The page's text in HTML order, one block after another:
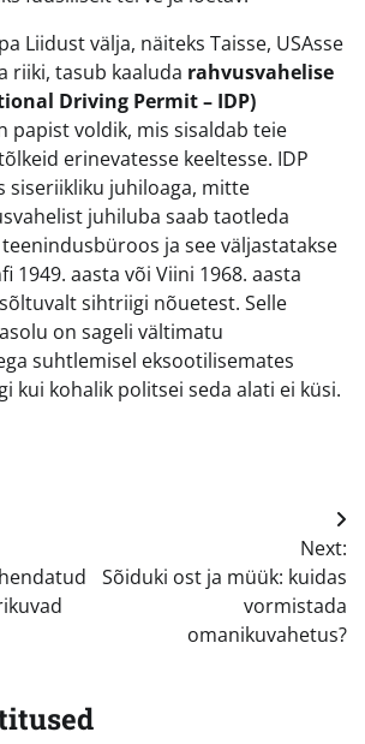
Liidust välja, näiteks Taisse, USAsse
riiki, tasub kaaluda rahvusvahelise
Driving Permit – IDP)
papist voldik, mis sisaldab teie
erinevatesse keeltesse. IDP
siseriikliku juhiloaga, mitte
juhiluba saab taotleda
ja see väljastatakse
1949. aasta või Viini 1968. aasta
sihtriigi nõuetest. Selle
on sageli vältimatu
suhtlemisel eksootilisemates
kui kohalik politsei seda alati ei küsi.
Next:
Sõiduki ost ja müük: kuidas
vormistada
omanikuvahetus?